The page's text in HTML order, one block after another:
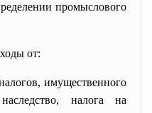
промыслового
от:
имущественного
налога на